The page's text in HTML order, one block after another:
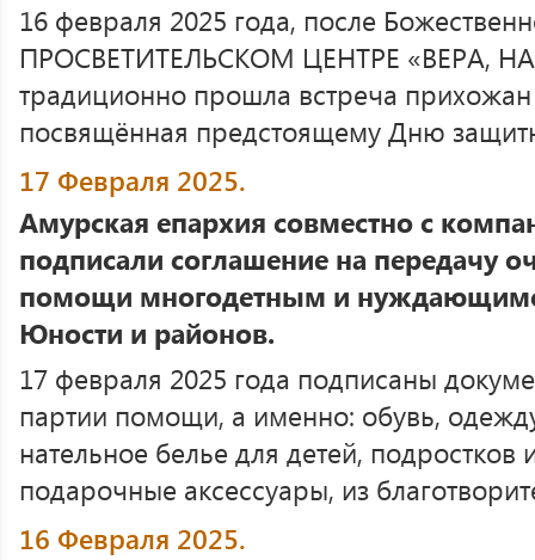
16 февраля 2025 года, после
ПРОСВЕТИТЕЛЬСКОМ ЦЕНТРЕ «ВЕРА,
традиционно прошла встреча
посвящённая предстоящему Дню
17 Февраля 2025.
Амурская епархия совместно с
подписали соглашение на передачу
помощи многодетным и
Юности и районов.
17 февраля 2025 года подписаны
партии помощи, а именно: обувь,
нательное белье для детей, подростков
подарочные аксессуары, из
16 Февраля 2025.